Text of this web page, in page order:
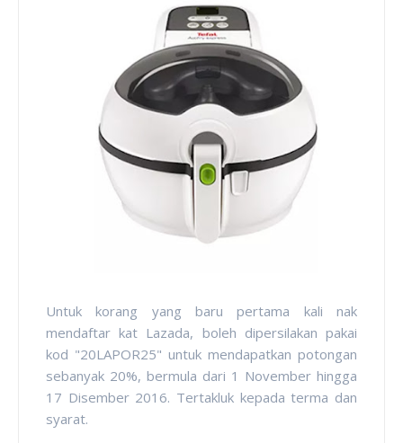
Untuk korang yang baru pertama kali nak
mendaftar kat Lazada, boleh dipersilakan pakai
kod "20LAPOR25" untuk mendapatkan potongan
sebanyak 20%, bermula dari 1 November hingga
17 Disember 2016. Tertakluk kepada terma dan
syarat.